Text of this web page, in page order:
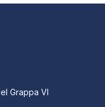
Grappa VI